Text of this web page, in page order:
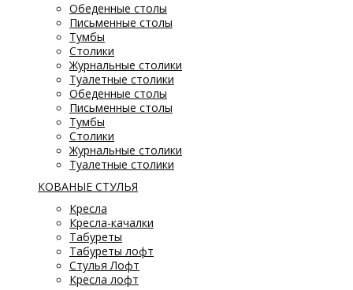
Обеденные столы
Письменные столы
Тумбы
Столики
Журнальные столики
Туалетные столики
Обеденные столы
Письменные столы
Тумбы
Столики
Журнальные столики
Туалетные столики
КОВАНЫЕ СТУЛЬЯ
Кресла
Кресла-качалки
Табуреты
Табуреты лофт
Стулья Лофт
Кресла лофт